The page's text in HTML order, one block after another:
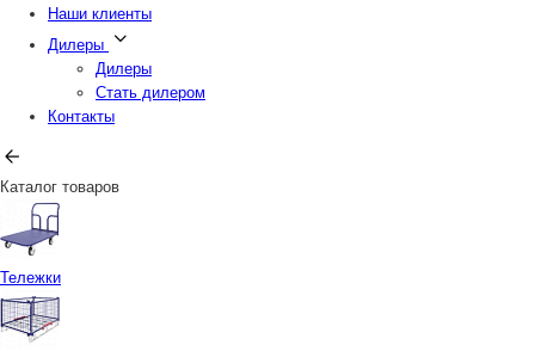
Наши клиенты
Дилеры
Дилеры
Стать дилером
Контакты
Каталог товаров
Тележки